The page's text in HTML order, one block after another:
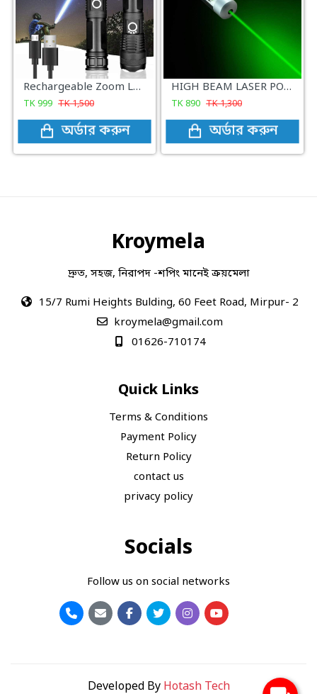
Rechargeable Zoom LED Flashlight USB Torch Light
TK999 TK1,500
অর্ডার করুন
HIGH BEAM LASER POINTER
TK890 TK1,300
অর্ডার করুন
Kroymela
দ্রুত, সহজ, নিরাপদ -শপিং মানেই ক্রয়মেলা
15/7 Rumi Heights Bulding, 60 Feet Road, Mirpur- 2
kroymela@gmail.com
01626-710174
Quick Links
Terms & Conditions
Payment Policy
Return Policy
contact us
privacy policy
Socials
Follow us on social networks
Developed By Hotash Tech